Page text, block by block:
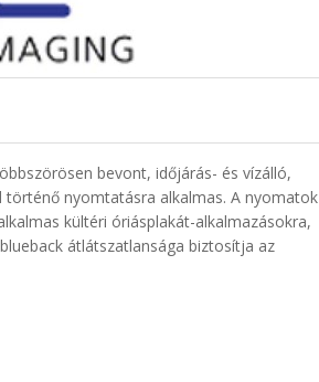
bevont, időjárás- és vízálló,
történő nyomtatásra alkalmas. A nyomatok
kültéri óriásplakát-alkalmazásokra,
átlátszatlansága biztosítja az